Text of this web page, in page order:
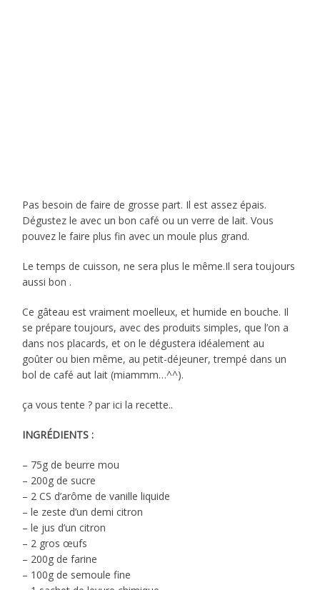
Pas besoin de faire de grosse part. Il est assez épais.
Dégustez le avec un bon café ou un verre de lait. Vous
pouvez le faire plus fin avec un moule plus grand.
Le temps de cuisson, ne sera plus le même.Il sera toujours
aussi bon .
Ce gâteau est vraiment moelleux, et humide en bouche. Il
se prépare toujours, avec des produits simples, que l’on a
dans nos placards, et on le dégustera idéalement au
goûter ou bien même, au petit-déjeuner, trempé dans un
bol de café aut lait (miammm…^^).
ça vous tente ? par ici la recette..
INGRÉDIENTS :
– 75g de beurre mou
– 200g de sucre
– 2 CS d’arôme de vanille liquide
– le zeste d’un demi citron
– le jus d’un citron
– 2 gros œufs
– 200g de farine
– 100g de semoule fine